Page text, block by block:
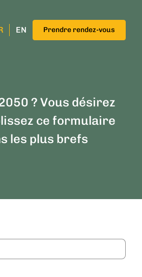
EN Prendre rendez-vous
? Vous désirez
ce formulaire
les plus brefs